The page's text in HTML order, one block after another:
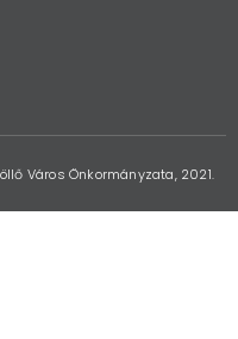
Város Önkormányzata, 2021.